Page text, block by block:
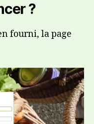
?
fourni, la page